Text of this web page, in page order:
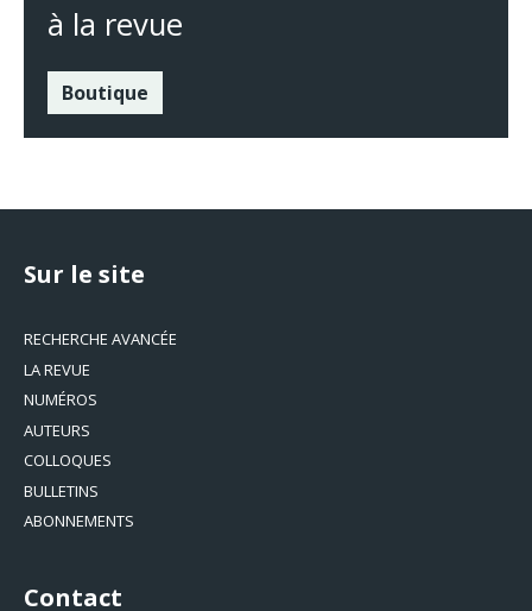
à la revue
Boutique
Sur le site
RECHERCHE AVANCÉE
LA REVUE
NUMÉROS
AUTEURS
COLLOQUES
BULLETINS
ABONNEMENTS
Contact